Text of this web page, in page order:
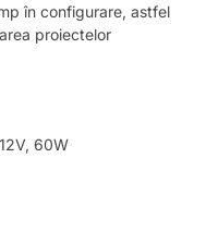
în configurare, astfel
proiectelor
60W